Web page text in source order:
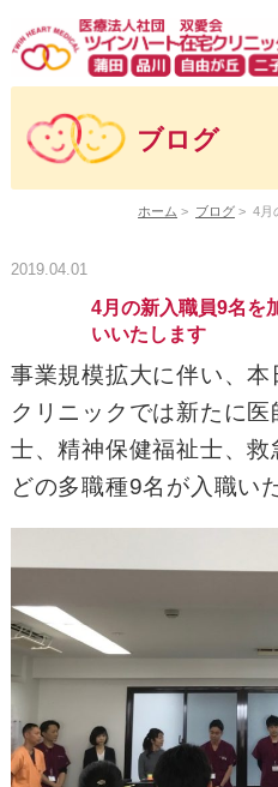
ブログ
ホーム > ブログ > 4月
2019.04.01
4月の新入職員9名を
いいたします
事業規模拡大に伴い、
クリニックでは新たに
士、精神保健福祉士、
どの多職種9名が入職い